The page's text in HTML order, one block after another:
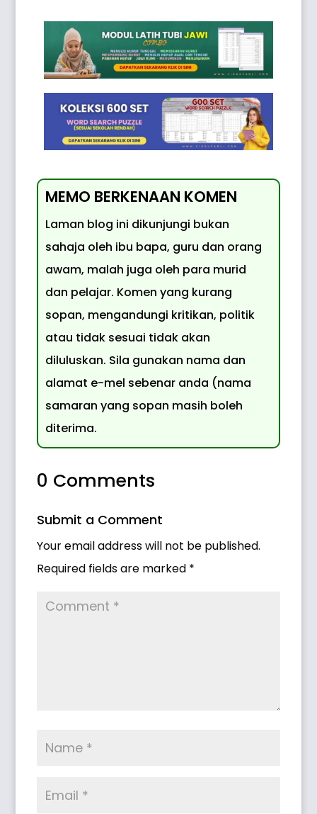
MEMO BERKENAAN KOMEN
Laman blog ini dikunjungi bukan
sahaja oleh ibu bapa, guru dan orang
awam, malah juga oleh para murid
dan pelajar. Komen yang kurang
sopan, mengandungi kritikan, politik
atau tidak sesuai tidak akan
diluluskan. Sila gunakan nama dan
alamat e-mel sebenar anda (nama
samaran yang sopan masih boleh
diterima.
0 Comments
Submit a Comment
Your email address will not be published.
Required fields are marked *